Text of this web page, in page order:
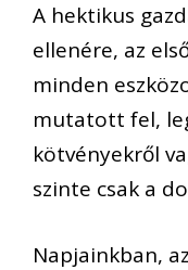
A hektikus
ellenére, az
minden
mutatott fel,
kötvényekről
szinte csak a
Napjainkban,